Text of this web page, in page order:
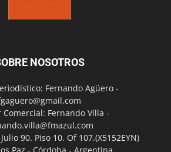
NOSOTROS
Fernando Agüero -
Comercial: Fernando Villa -
90. Piso 10. Of 107.(X5152EYN)